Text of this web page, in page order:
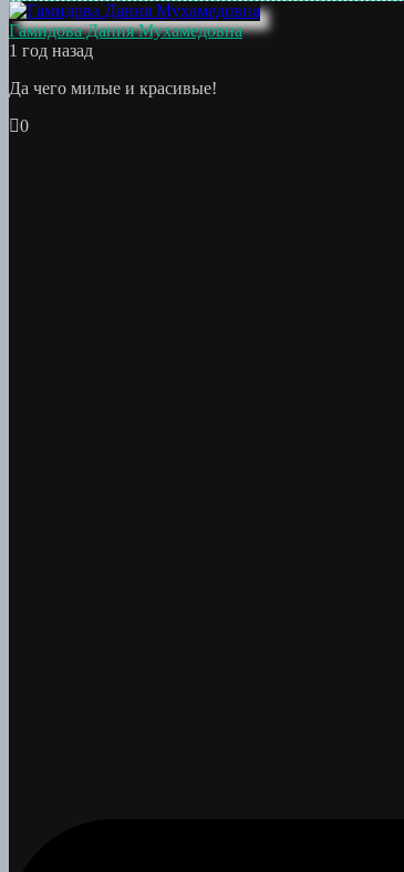
Гамидова Дания Мухамедовна
1 год назад
Да чего милые и красивые!
0